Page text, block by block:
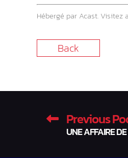
Hébergé par Acast. Visitez
Back
Previous
UNE AFFAIRE